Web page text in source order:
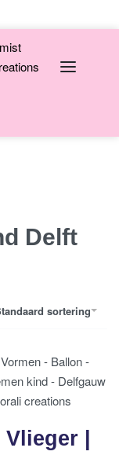
Delft
sortering
|